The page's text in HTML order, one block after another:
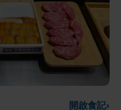
開啟食記›